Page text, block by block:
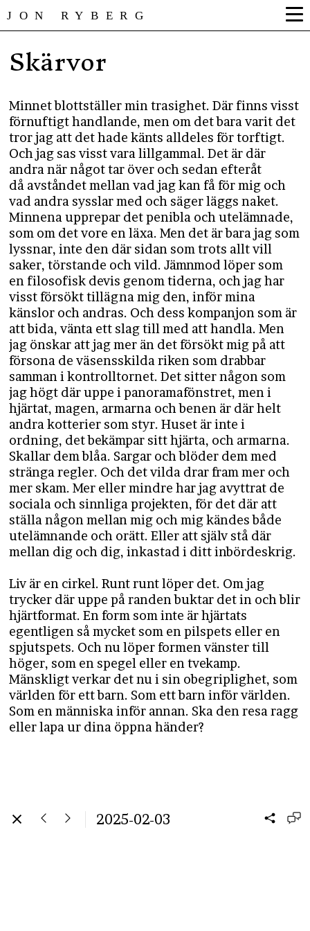
JON RYBERG
Skärvor
Minnet blottställer min trasighet. Där finns visst
förnuftigt handlande, men om det bara varit det
tror jag att det hade känts alldeles för torftigt.
Och jag sas visst vara lillgammal. Det är där
andra när något tar över och sedan efteråt
då avståndet mellan vad jag kan få för mig och
vad andra sysslar med och säger läggs naket.
Minnena upprepar det penibla och utelämnade,
som om det vore en läxa. Men det är bara jag som
lyssnar, inte den där sidan som trots allt vill
saker, törstande och vild. Jämnmod löper som
en filosofisk devis genom tiderna, och jag har
visst försökt tillägna mig den, inför mina
känslor och andras. Och dess kompanjon som är
att bida, vänta ett slag till med att handla. Men
jag önskar att jag mer än det försökt mig på att
försona de väsensskilda riken som drabbar
samman i kontrolltornet. Det sitter någon som
jag högt där uppe i panoramafönstret, men i
hjärtat, magen, armarna och benen är där helt
andra kotterier som styr. Huset är inte i
ordning, det bekämpar sitt hjärta, och armarna.
Skallar dem blåa. Sargar och blöder dem med
stränga regler. Och det vilda drar fram mer och
mer skam. Mer eller mindre har jag avyttrat de
sociala och sinnliga projekten, för det där att
ställa någon mellan mig och mig kändes både
utelämnande och orätt. Eller att själv stå där
mellan dig och dig, inkastad i ditt inbördeskrig.
Liv är en cirkel. Runt runt löper det. Om jag
trycker där uppe på randen buktar det in och blir
hjärtformat. En form som inte är hjärtats
egentligen så mycket som en pilspets eller en
spjutspets. Och nu löper formen vänster till
höger, som en spegel eller en tvekamp.
Mänskligt verkar det nu i sin obegriplighet, som
världen för ett barn. Som ett barn inför världen.
Som en människa inför annan. Ska den resa ragg
eller lapa ur dina öppna händer?
2025-02-03